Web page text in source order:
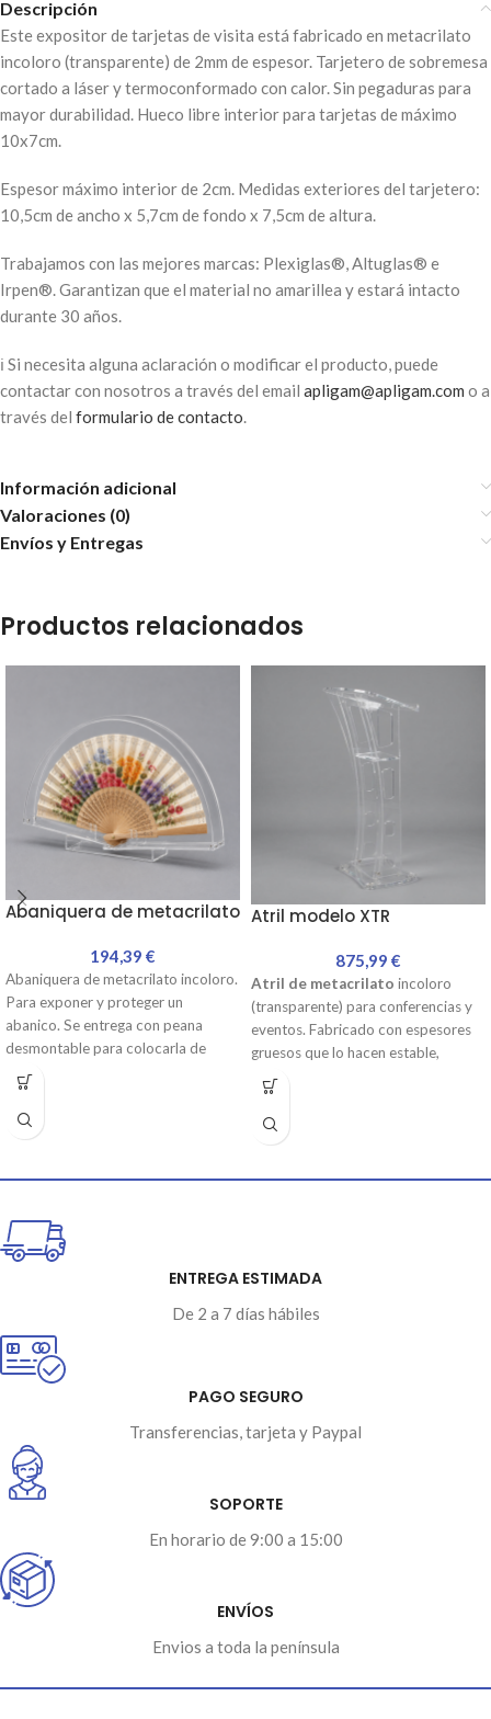
Descripción
Este expositor de tarjetas de visita está fabricado en metacrilato
incoloro (transparente) de 2mm de espesor. Tarjetero de sobremesa
cortado a láser y termoconformado con calor. Sin pegaduras para
mayor durabilidad. Hueco libre interior para tarjetas de máximo
10x7cm.
Espesor máximo interior de 2cm. Medidas exteriores del tarjetero:
10,5cm de ancho x 5,7cm de fondo x 7,5cm de altura.
Trabajamos con las mejores marcas: Plexiglas®, Altuglas® e
Irpen®. Garantizan que el material no amarillea y estará intacto
durante 30 años.
ℹ️ Si necesita alguna aclaración o modificar el producto, puede
contactar con nosotros a través del email apligam@apligam.com o a
través del formulario de contacto.
Información adicional
Valoraciones (0)
Envíos y Entregas
Productos relacionados
Abaniquera de metacrilato
194,39 €
Abaniquera de metacrilato incoloro.
Para exponer y proteger un
abanico. Se entrega con peana
desmontable para colocarla de
sobre mesa y ofrecemos la
posibilidad de incluir 2 taladros en
una de las caras para colgar la
abanicos.
Atril modelo XTR
875,99 €
Atril de metacrilato incoloro
(transparente) para conferencias y
eventos. Fabricado con espesores
gruesos que lo hacen estable,
robusto y destacado. Incluye una
repisa y una placa frontal con
posibilidad de personalizarla. Todos
ENTREGA ESTIMADA
De 2 a 7 días hábiles
PAGO SEGURO
Transferencias, tarjeta y Paypal
SOPORTE
En horario de 9:00 a 15:00
ENVÍOS
Envios a toda la península